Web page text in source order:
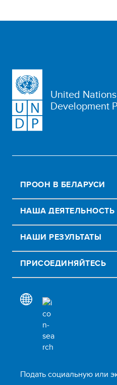
United Nations
Development
ПРООН В БЕЛАРУСИ
НАША ДЕЯТЕЛЬНОСТЬ
НАШИ РЕЗУЛЬТАТЫ
ПРИСОЕДИНЯЙТЕСЬ
Подать социальную или